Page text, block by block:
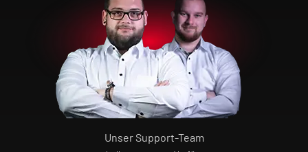
Unser Support-Team